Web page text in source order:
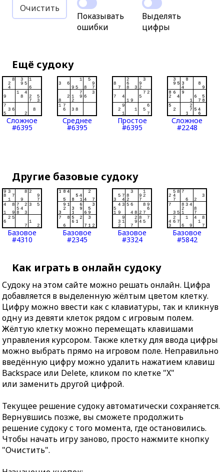
Очистить
Показывать
ошибки
Выделять
цифры
Ещё судоку
Сложное
#6395
Среднее
#6395
Простое
#6395
Сложное
#2248
Другие базовые судоку
Базовое
#4310
Базовое
#2345
Базовое
#3324
Базовое
#5842
Как играть в онлайн судоку
Судоку на этом сайте можно решать онлайн. Цифра
добавляется в выделенную жёлтым цветом клетку.
Цифру можно ввести как с клавиатуры, так и кликнув
одну из девяти клеток рядом с игровым полем.
Жёлтую клетку можно перемещать клавишами
управления курсором. Также клетку для ввода цифры
можно выбрать прямо на игровом поле. Неправильно
введённую цифру можно удалить нажатием клавиш
Backspace или Delete, кликом по клетке "X"
или заменить другой цифрой.
Текущее решение судоку автоматически сохраняется.
Вернувшись позже, вы сможете продолжить
решение судоку с того момента, где остановились.
Чтобы начать игру заново, просто нажмите кнопку
"Очистить".